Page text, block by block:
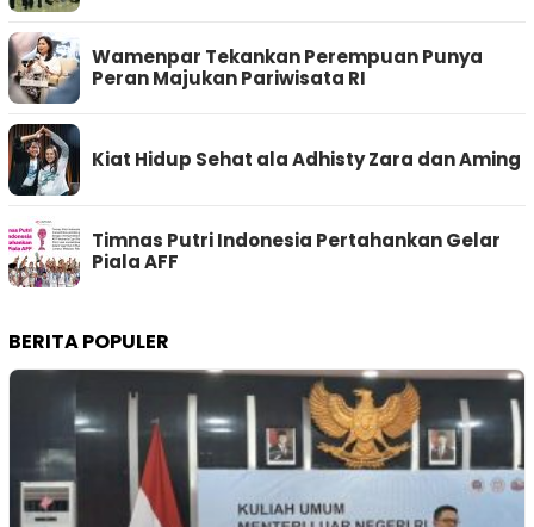
Wamenpar Tekankan Perempuan Punya
Peran Majukan Pariwisata RI
Kiat Hidup Sehat ala Adhisty Zara dan Aming
Timnas Putri Indonesia Pertahankan Gelar
Piala AFF
BERITA POPULER